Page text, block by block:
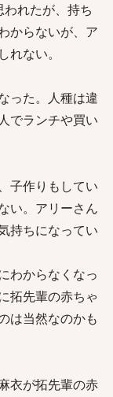
れたが、持ち
からないが、ア
ない。
った。人種は違
でランチや買い
子作りもしてい
い。アリーさん
持ちになってい
わからなくなっ
拓先輩の赤ちゃ
は当然なのかも
衣が拓先輩の赤